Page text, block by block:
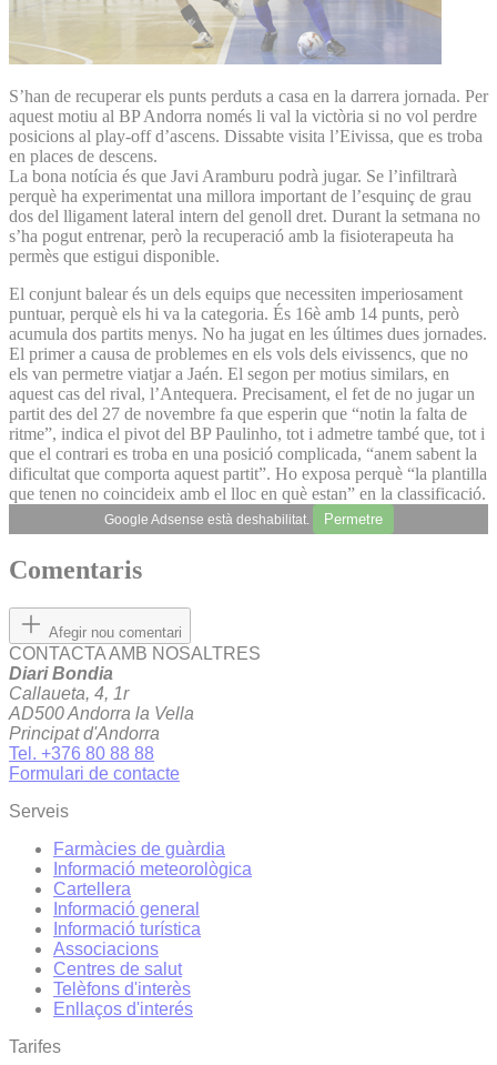
S’han de recuperar els punts perduts a casa en la darrera jornada. Per
aquest motiu al BP Andorra només li val la victòria si no vol perdre
posicions al play-off d’ascens. Dissabte visita l’Eivissa, que es troba
en places de descens.
La bona notícia és que Javi Aramburu podrà jugar. Se l’infiltrarà
perquè ha experimentat una millora important de l’esquinç de grau
dos del lligament lateral intern del genoll dret. Durant la setmana no
s’ha pogut entrenar, però la recuperació amb la fisioterapeuta ha
permès que estigui disponible.
El conjunt balear és un dels equips que necessiten imperiosament
puntuar, perquè els hi va la categoria. És 16è amb 14 punts, però
acumula dos partits menys. No ha jugat en les últimes dues jornades.
El primer a causa de problemes en els vols dels eivissencs, que no
els van permetre viatjar a Jaén. El segon per motius similars, en
aquest cas del rival, l’Antequera. Precisament, el fet de no jugar un
partit des del 27 de novembre fa que esperin que “notin la falta de
ritme”, indica el pivot del BP Paulinho, tot i admetre també que, tot i
que el contrari es troba en una posició complicada, “anem sabent la
dificultat que comporta aquest partit”. Ho exposa perquè “la plantilla
que tenen no coincideix amb el lloc en què estan” en la classificació.
Google Adsense està deshabilitat. Permetre
Comentaris
Afegir nou comentari
CONTACTA AMB NOSALTRES
Diari Bondia
Callaueta, 4, 1r
AD500 Andorra la Vella
Principat d'Andorra
Tel. +376 80 88 88
Formulari de contacte
Serveis
Farmàcies de guàrdia
Informació meteorològica
Cartellera
Informació general
Informació turística
Associacions
Centres de salut
Telèfons d'interès
Enllaços d'interés
Tarifes